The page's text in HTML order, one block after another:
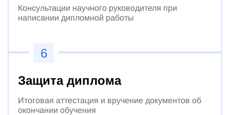
Консультации научного руководителя при
написании дипломной работы
6
Защита диплома
Итоговая аттестация и вручение документов об
окончании обучения